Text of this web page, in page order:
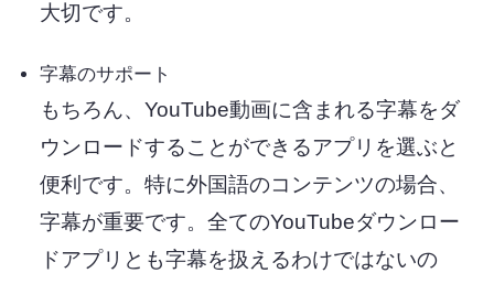
大切です。
字幕のサポート
もちろん、YouTube動画に含まれる字幕をダ
ウンロードすることができるアプリを選ぶと
便利です。特に外国語のコンテンツの場合、
字幕が重要です。全てのYouTubeダウンロー
ドアプリとも字幕を扱えるわけではないの